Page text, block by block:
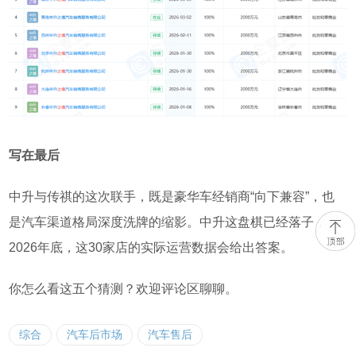
写在最后
中升与传祺的这次联手，既是豪华车经销商“向下兼容” ，也
是汽车渠道格局深度洗牌的缩影。中升这盘棋已经落子，
2026年底，这30家店的实际运营数据会给出答案。
你怎么看这五个猜测？欢迎评论区聊聊。
综合 汽车后市场 汽车售后